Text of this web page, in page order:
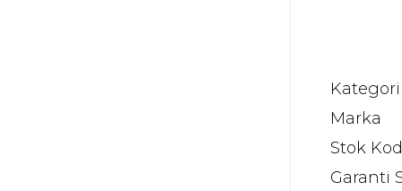
Kategori
Marka
Stok
Garanti